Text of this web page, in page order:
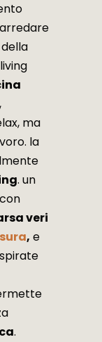
,
ma
la
. un
veri
, e
.